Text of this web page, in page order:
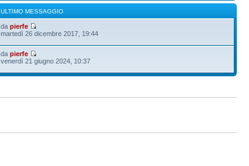
ULTIMO MESSAGGIO
dapierfe
martedì 26 dicembre 2017, 19:44
dapierfe
venerdì 21 giugno 2024, 10:37